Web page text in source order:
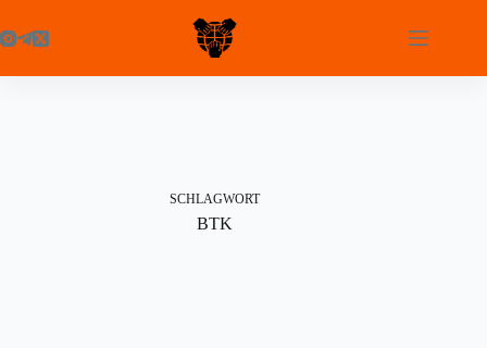
Inhalt
springen
SCHLAGWORT
BTK